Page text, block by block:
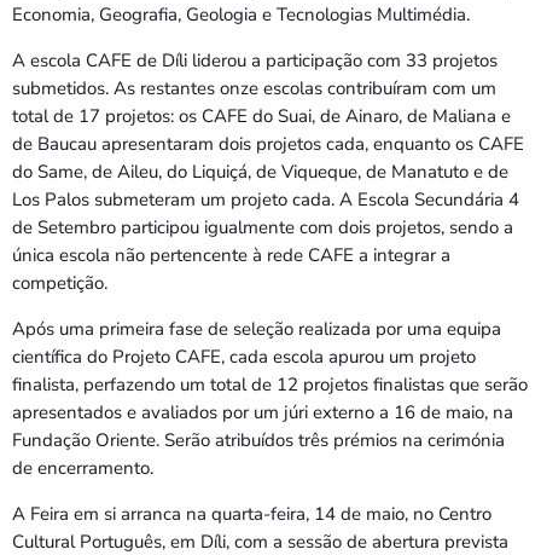
Economia, Geografia, Geologia e Tecnologias Multimédia.
A escola CAFE de Díli liderou a participação com 33 projetos
submetidos. As restantes onze escolas contribuíram com um
total de 17 projetos: os CAFE do Suai, de Ainaro, de Maliana e
de Baucau apresentaram dois projetos cada, enquanto os CAFE
do Same, de Aileu, do Liquiçá, de Viqueque, de Manatuto e de
Los Palos submeteram um projeto cada. A Escola Secundária 4
de Setembro participou igualmente com dois projetos, sendo a
única escola não pertencente à rede CAFE a integrar a
competição.
Após uma primeira fase de seleção realizada por uma equipa
científica do Projeto CAFE, cada escola apurou um projeto
finalista, perfazendo um total de 12 projetos finalistas que serão
apresentados e avaliados por um júri externo a 16 de maio, na
Fundação Oriente. Serão atribuídos três prémios na cerimónia
de encerramento.
A Feira em si arranca na quarta-feira, 14 de maio, no Centro
Cultural Português, em Díli, com a sessão de abertura prevista